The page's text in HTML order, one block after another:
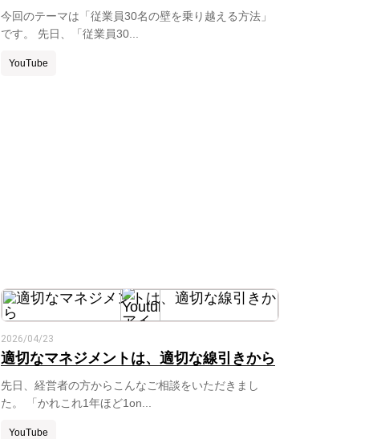
今回のテーマは「従業員30名の壁を乗り越える方法」
です。 先日、「従業員30...
YouTube
2026/04/23
適切なマネジメントは、適切な線引きから
先日、経営者の方からこんなご相談をいただきまし
た。 「かれこれ1年ほど1on...
YouTube